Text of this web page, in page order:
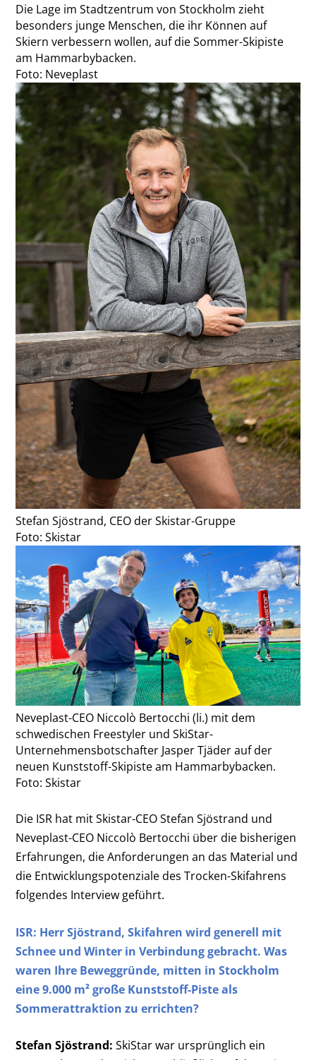
Die Lage im Stadtzentrum von Stockholm zieht
besonders junge Menschen, die ihr Können auf
Skiern verbessern wollen, auf die Sommer-Skipiste
am Hammarbybacken.
Foto: Neveplast
Stefan Sjöstrand, CEO der Skistar-Gruppe
Foto: Skistar
Neveplast-CEO Niccolò Bertocchi (li.) mit dem
schwedischen Freestyler und SkiStar-
Unternehmensbotschafter Jasper Tjäder auf der
neuen Kunststoff-Skipiste am Hammarbybacken.
Foto: Skistar
Die ISR hat mit Skistar-CEO Stefan Sjöstrand und
Neveplast-CEO Niccolò Bertocchi über die bisherigen
Erfahrungen, die Anforderungen an das Material und
die Entwicklungspotenziale des Trocken-Skifahrens
folgendes Interview geführt.
ISR: HerrSjöstrand, Skifahren wird generell mit
Schnee und Winter in Verbindung gebracht. Was
waren Ihre Beweggründe, mitten in Stockholm
eine 9.000 m² große Kunststoff-Piste als
Sommerattraktion zu errichten?
Stefan Sjöstrand: SkiStar war ursprünglich ein